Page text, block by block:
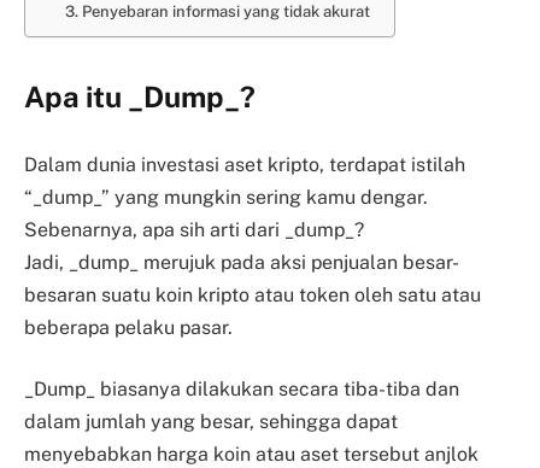
3. Penyebaran informasi yang tidak akurat
Apa itu _Dump_?
Dalam dunia investasi aset kripto, terdapat istilah
“_dump_” yang mungkin sering kamu dengar.
Sebenarnya, apa sih arti dari _dump_?
Jadi, _dump_ merujuk pada aksi penjualan besar-
besaran suatu koin kripto atau token oleh satu atau
beberapa pelaku pasar.
_Dump_ biasanya dilakukan secara tiba-tiba dan
dalam jumlah yang besar, sehingga dapat
menyebabkan harga koin atau aset tersebut anjlok